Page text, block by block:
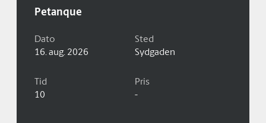
Petanque
Dato
16. aug. 2026
Sted
Sydgaden
Tid
10
Pris
-